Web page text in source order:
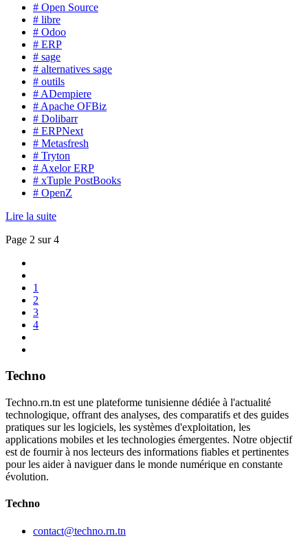
# Open Source
# libre
# Odoo
# ERP
# sage
# alternatives sage
# outils
# ADempiere
# Apache OFBiz
# Dolibarr
# ERPNext
# Metasfresh
# Tryton
# Axelor ERP
# xTuple PostBooks
# OpenZ
Lire la suite
Page 2 sur 4
1
2
3
4
Techno
Techno.rn.tn est une plateforme tunisienne dédiée à l'actualité
technologique, offrant des analyses, des comparatifs et des guides
pratiques sur les logiciels, les systèmes d'exploitation, les
applications mobiles et les technologies émergentes. Notre objectif
est de fournir à nos lecteurs des informations fiables et pertinentes
pour les aider à naviguer dans le monde numérique en constante
évolution.
Techno
contact@techno.rn.tn